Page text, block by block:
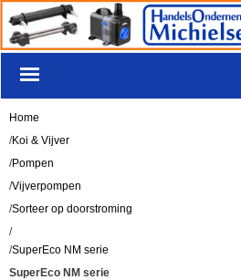
Home
/Koi & Vijver
/Pompen
/Vijverpompen
/Sorteer op doorstroming
/
/SuperEco NM serie
SuperEco NM serie